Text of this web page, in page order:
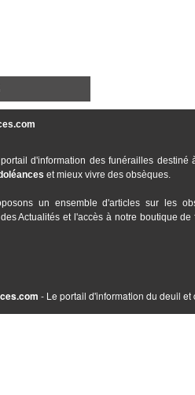
d'information des funérailles destiné
et mieux vivre des obsèques.
un ensemble d'articles sur les
Actualités et l'accès à notre boutique
- Le portail d'information du deuil et